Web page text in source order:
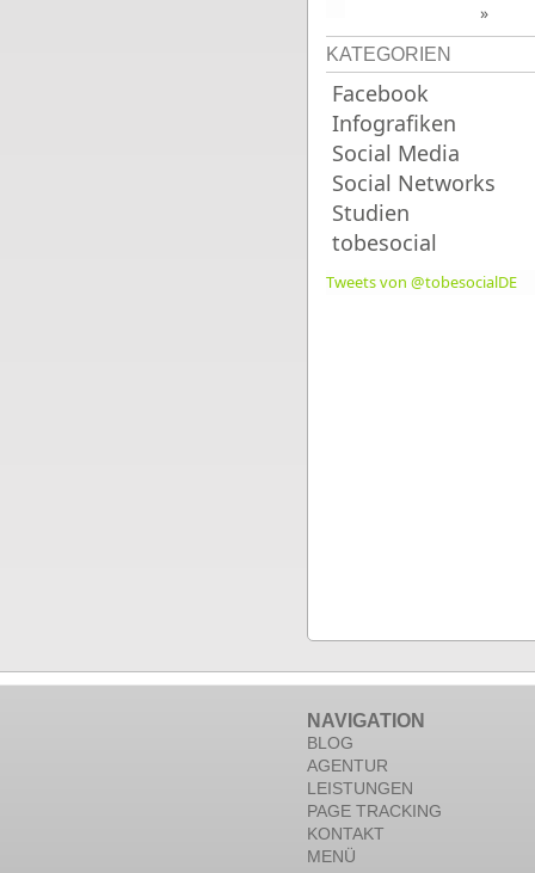
»
KATEGORIEN
Facebook
Infografiken
Social Media
Social Networks
Studien
tobesocial
Tweets von @tobesocialDE
NAVIGATION
BLOG
AGENTUR
LEISTUNGEN
PAGE TRACKING
KONTAKT
MENÜ